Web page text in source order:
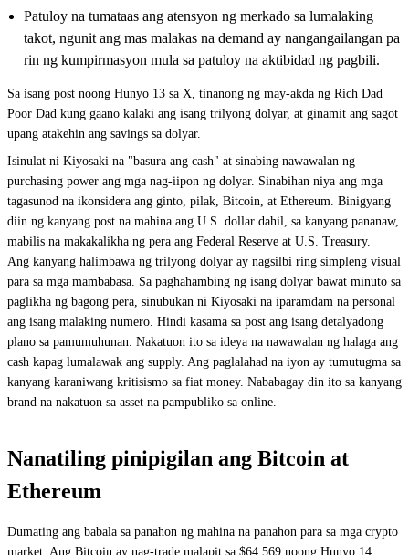
Patuloy na tumataas ang atensyon ng merkado sa lumalaking
takot, ngunit ang mas malakas na demand ay nangangailangan pa
rin ng kumpirmasyon mula sa patuloy na aktibidad ng pagbili.
Sa isang post noong Hunyo 13 sa X, tinanong ng may-akda ng Rich Dad
Poor Dad kung gaano kalaki ang isang trilyong dolyar, at ginamit ang sagot
upang atakehin ang savings sa dolyar.
Isinulat ni Kiyosaki na "basura ang cash" at sinabing nawawalan ng
purchasing power ang mga nag-iipon ng dolyar. Sinabihan niya ang mga
tagasunod na ikonsidera ang ginto, pilak, Bitcoin, at Ethereum. Binigyang
diin ng kanyang post na mahina ang U.S. dollar dahil, sa kanyang pananaw,
mabilis na makakalikha ng pera ang Federal Reserve at U.S. Treasury.
Ang kanyang halimbawa ng trilyong dolyar ay nagsilbi ring simpleng visual
para sa mga mambabasa. Sa paghahambing ng isang dolyar bawat minuto sa
paglikha ng bagong pera, sinubukan ni Kiyosaki na iparamdam na personal
ang isang malaking numero. Hindi kasama sa post ang isang detalyadong
plano sa pamumuhunan. Nakatuon ito sa ideya na nawawalan ng halaga ang
cash kapag lumalawak ang supply. Ang paglalahad na iyon ay tumutugma sa
kanyang karaniwang kritisismo sa fiat money. Nababagay din ito sa kanyang
brand na nakatuon sa asset na pampubliko sa online.
Nanatiling pinipigilan ang Bitcoin at
Ethereum
Dumating ang babala sa panahon ng mahina na panahon para sa mga crypto
market. Ang Bitcoin ay nag-trade malapit sa $64,569 noong Hunyo 14,